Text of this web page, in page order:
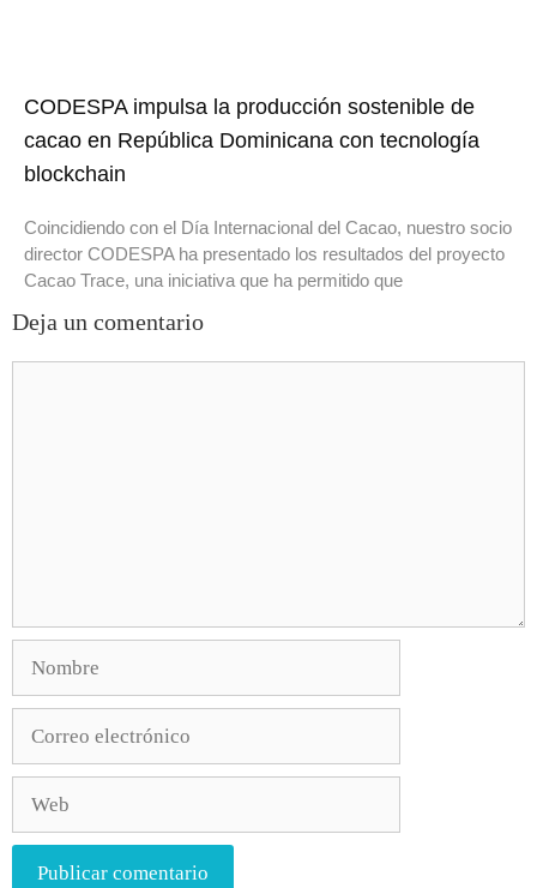
CODESPA impulsa la producción sostenible de
cacao en República Dominicana con tecnología
blockchain
Coincidiendo con el Día Internacional del Cacao, nuestro socio
director CODESPA ha presentado los resultados del proyecto
Cacao Trace, una iniciativa que ha permitido que
Deja un comentario